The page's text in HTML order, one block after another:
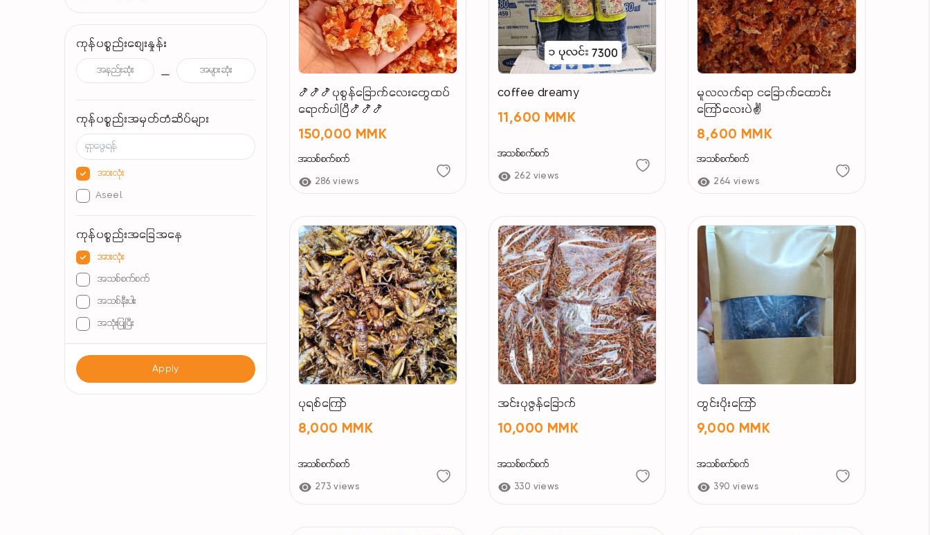
ကုန်ပစ္စည်းစျေးနှုန်း
ကုန်ပစ္စည်းအမှတ်တံဆိပ်များ
အားလုံး
Aseel
ကုန်ပစ္စည်းအခြေအနေ
အားလုံး
အသစ်စက်စက်
အသစ်နီးပါး
အသုံးပြုပြီး
Apply
🍤🍤🍤ပုစွန်​ခြောက်​လေး​တွေထပ်​
ရောက်ပါပြီ🍤🍤🍤
150,000 MMK
အသစ်စက်စက်
286 views
coffee dreamy
11,600 MMK
အသစ်စက်စက်
262 views
မူလလက်ရာ ငခြောက်ထောင်း
ကြော်လေးပဲ✌️
8,600 MMK
အသစ်စက်စက်
264 views
ပုရစ်ကြော်
8,000 MMK
အသစ်စက်စက်
273 views
အင်းပုဇွန်ခြောက်
10,000 MMK
အသစ်စက်စက်
330 views
တွင်းပိုးကြော်
9,000 MMK
အသစ်စက်စက်
390 views